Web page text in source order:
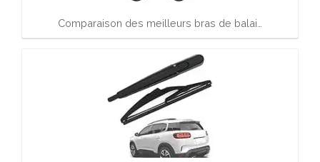
Comparaison des meilleurs bras de balai…